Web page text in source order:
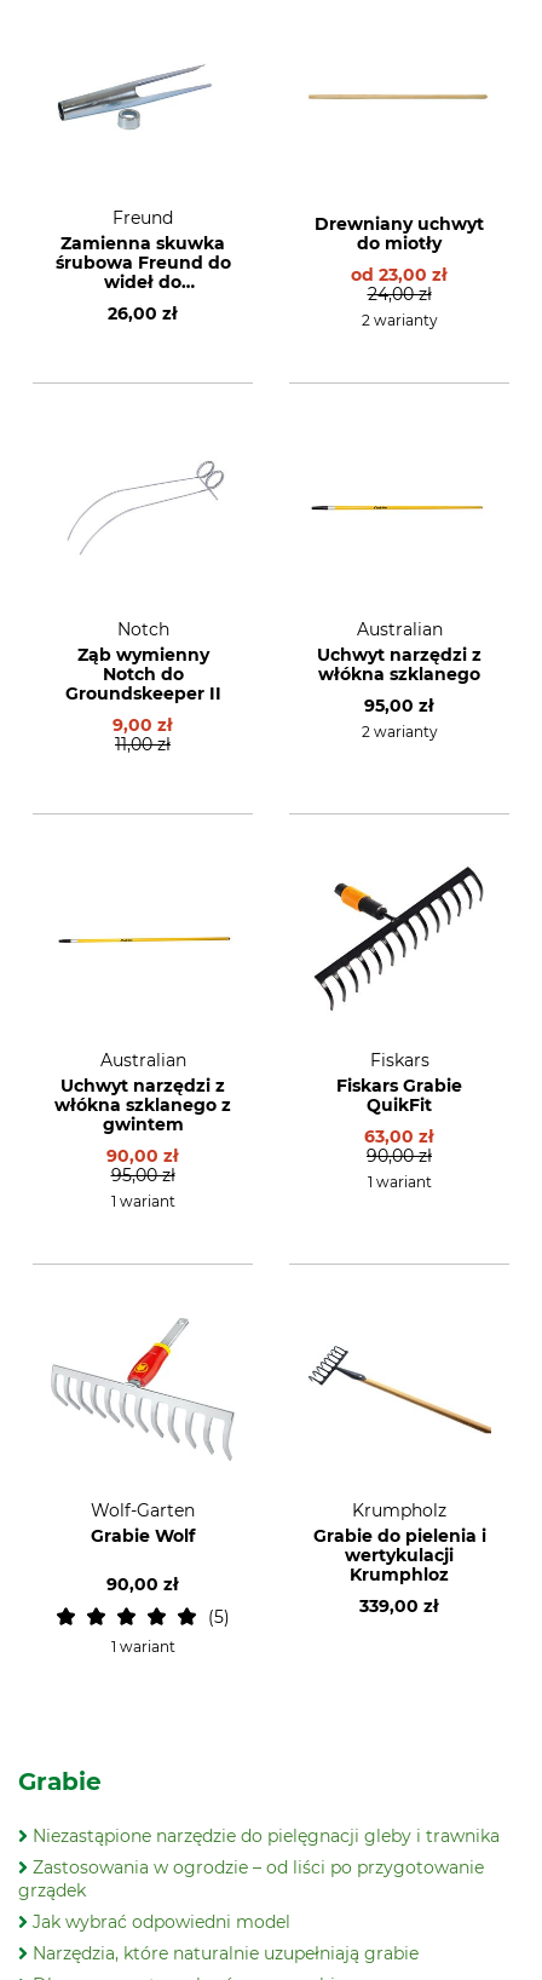
Freund
Zamienna skuwka
śrubowa Freund do
wideł do
roztrząsania
obornika
26,00 zł
Drewniany uchwyt
do miotły
od 23,00 zł
24,00 zł
2 warianty
Notch
Ząb wymienny
Notch do
Groundskeeper II
9,00 zł
11,00 zł
Australian
Uchwyt narzędzi z
włókna szklanego
95,00 zł
2 warianty
Australian
Uchwyt narzędzi z
włókna szklanego z
gwintem
90,00 zł
95,00 zł
1 wariant
Fiskars
Fiskars Grabie
QuikFit
63,00 zł
90,00 zł
1 wariant
Wolf-Garten
Grabie Wolf
90,00 zł
5
1 wariant
Krumpholz
Grabie do pielenia i
wertykulacji
Krumphloz
339,00 zł
Grabie
Niezastąpione narzędzie do pielęgnacji gleby i trawnika
Zastosowania w ogrodzie – od liści po przygotowanie
grządek
Jak wybrać odpowiedni model
Narzędzia, które naturalnie uzupełniają grabie